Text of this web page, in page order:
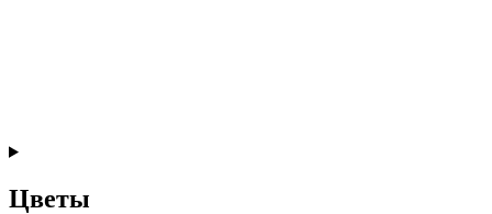
Цветы